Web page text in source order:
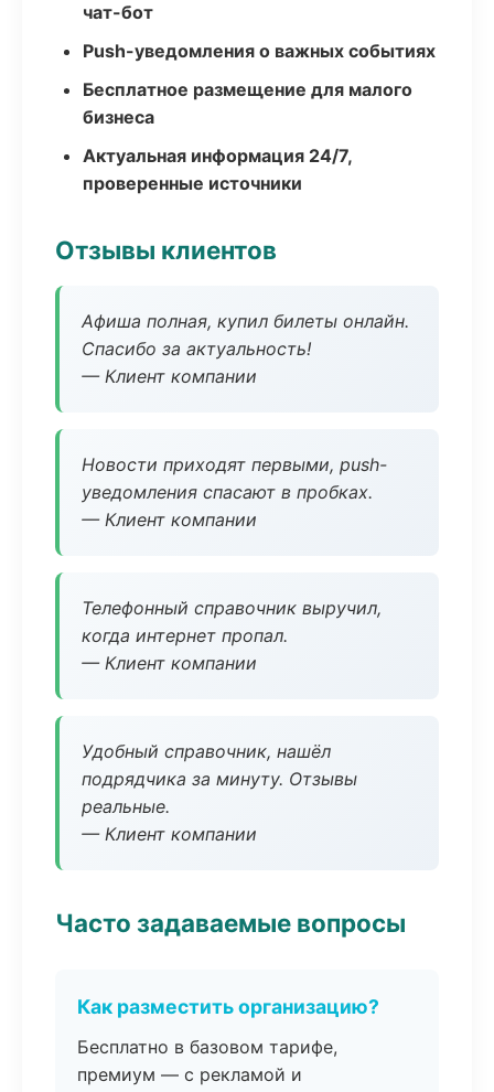
чат-бот
Push-уведомления о важных событиях
Бесплатное размещение для малого
бизнеса
Актуальная информация 24/7,
проверенные источники
Отзывы клиентов
Афиша полная, купил билеты онлайн.
Спасибо за актуальность!
— Клиент компании
Новости приходят первыми, push-
уведомления спасают в пробках.
— Клиент компании
Телефонный справочник выручил,
когда интернет пропал.
— Клиент компании
Удобный справочник, нашёл
подрядчика за минуту. Отзывы
реальные.
— Клиент компании
Часто задаваемые вопросы
Как разместить организацию?
Бесплатно в базовом тарифе,
премиум — с рекламой и